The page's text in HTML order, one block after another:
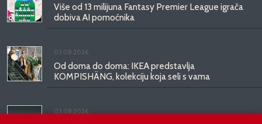
Više od 13 milijuna Fantasy Premier League igrača
dobiva AI pomoćnika
03.08.2026.
Od doma do doma: IKEA predstavlja
KOMPISHÄNG, kolekciju koja seli s vama
03.08.2026.